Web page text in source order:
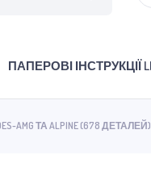
ПАПЕРОВІ ІНСТРУКЦІЇ
AMG ТА ALPINE (678 ДЕТАЛЕЙ)